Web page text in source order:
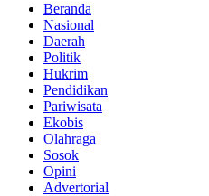
Beranda
Nasional
Daerah
Politik
Hukrim
Pendidikan
Pariwisata
Ekobis
Olahraga
Sosok
Opini
Advertorial